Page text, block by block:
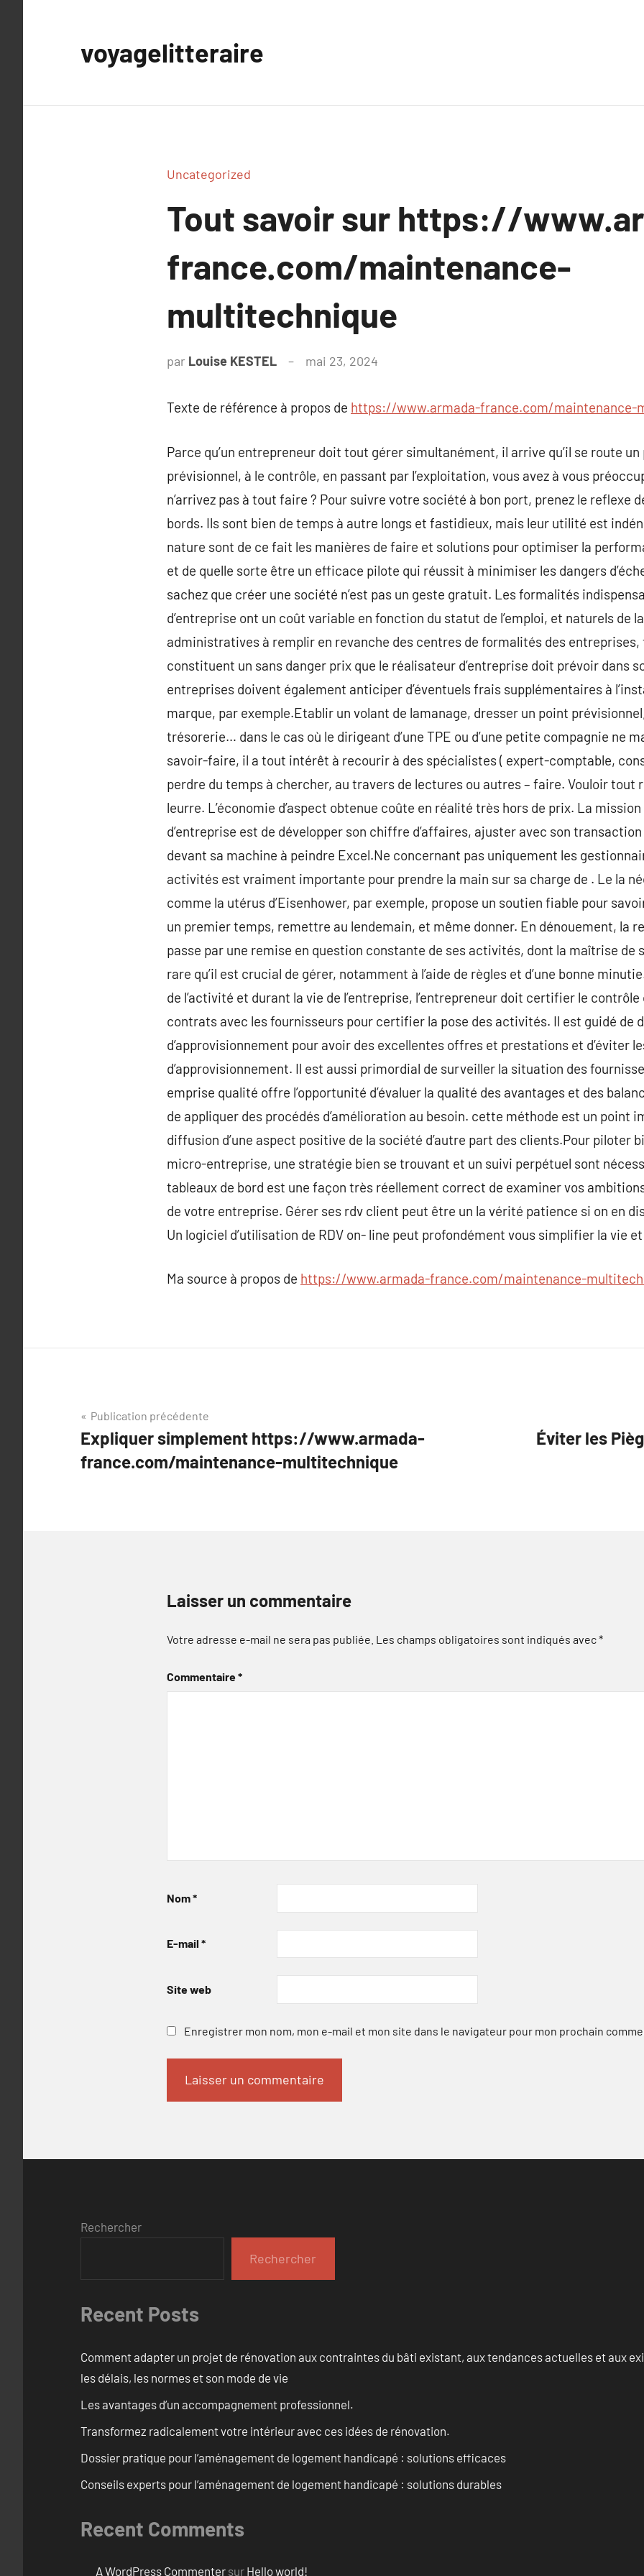
voyagelitteraire
Uncategorized
Tout savoir sur https://
france.com/maintenance-
multitechnique
par Louise KESTEL mai 23, 2024
Texte de référence à propos de https://www.armada-france.com/maintenance-
Parce qu’un entrepreneur doit tout gérer simultanément, il arrive qu’il se route un
prévisionnel, à le contrôle, en passant par l’exploitation, vous avez à vous
n’arrivez pas à tout faire ? Pour suivre votre société à bon port, prenez le reflexe
bords. Ils sont bien de temps à autre longs et fastidieux, mais leur utilité est
nature sont de ce fait les manières de faire et solutions pour optimiser la
et de quelle sorte être un efficace pilote qui réussit à minimiser les dangers
sachez que créer une société n’est pas un geste gratuit. Les formalités
d’entreprise ont un coût variable en fonction du statut de l’emploi, et naturels de
administratives à remplir en revanche des centres de formalités des entreprises,
constituent un sans danger prix que le réalisateur d’entreprise doit prévoir dans
entreprises doivent également anticiper d’éventuels frais supplémentaires à
marque, par exemple.Etablir un volant de lamanage, dresser un point
trésorerie… dans le cas où le dirigeant d’une TPE ou d’une petite compagnie ne
savoir-faire, il a tout intérêt à recourir à des spécialistes ( expert-comptable,
perdre du temps à chercher, au travers de lectures ou autres – faire. Vouloir tout
leurre. L’économie d’aspect obtenue coûte en réalité très hors de prix. La
d’entreprise est de développer son chiffre d’affaires, ajuster avec son
devant sa machine à peindre Excel.Ne concernant pas uniquement les
activités est vraiment importante pour prendre la main sur sa charge de . Le la
comme la utérus d’Eisenhower, par exemple, propose un soutien fiable pour
un premier temps, remettre au lendemain, et même donner. En dénouement, la
passe par une remise en question constante de ses activités, dont la maîtrise de
rare qu’il est crucial de gérer, notamment à l’aide de règles et d’une bonne
de l’activité et durant la vie de l’entreprise, l’entrepreneur doit certifier le
contrats avec les fournisseurs pour certifier la pose des activités. Il est guidé de
d’approvisionnement pour avoir des excellentes offres et prestations et d’éviter
d’approvisionnement. Il est aussi primordial de surveiller la situation des
emprise qualité offre l’opportunité d’évaluer la qualité des avantages et des
de appliquer des procédés d’amélioration au besoin. cette méthode est un point
diffusion d’une aspect positive de la société d’autre part des clients.Pour piloter
micro-entreprise, une stratégie bien se trouvant et un suivi perpétuel sont
tableaux de bord est une façon très réellement correct de examiner vos
de votre entreprise. Gérer ses rdv client peut être un la vérité patience si on en
Un logiciel d’utilisation de RDV on- line peut profondément vous simplifier la vie
Ma source à propos de https://www.armada-france.com/maintenance-
Navigation
de
l’article
Publication précédente
Expliquer simplement https://www.armada-
france.com/maintenance-multitechnique
Éviter les
Laisser un commentaire
Votre adresse e-mail ne sera pas publiée. Les champs obligatoires sont indiqués avec*
Commentaire*
Nom*
E-mail *
Site web
Enregistrer mon nom, mon e-mail et mon site dans le navigateur pour mon prochain
Rechercher
Rechercher
Recent Posts
Comment adapter un projet de rénovation aux contraintes du bâti existant, aux tendances actuelles et aux
les délais, les normes et son mode de vie
Les avantages d’un accompagnement professionnel.
Transformez radicalement votre intérieur avec ces idées de rénovation.
Dossier pratique pour l’aménagement de logement handicapé : solutions efficaces
Conseils experts pour l’aménagement de logement handicapé : solutions durables
Recent Comments
A WordPress Commenter sur Hello world!